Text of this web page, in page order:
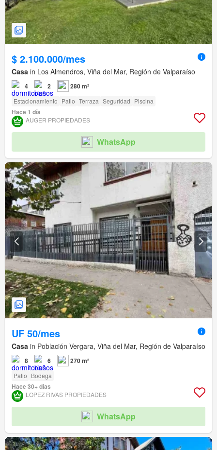
$ 2.100.000/mes
Casa in Los Almendros, Viña del Mar, Región de Valparaíso
4 2 280 m²
Estacionamiento Patio Terraza Seguridad Piscina
Hace 1 día
AUGER PROPIEDADES
WhatsApp
UF 50/mes
Casa in Población Vergara, Viña del Mar, Región de Valparaíso
8 6 270 m²
Patio Bodega
Hace 30+ días
LOPEZ RIVAS PROPIEDADES
WhatsApp